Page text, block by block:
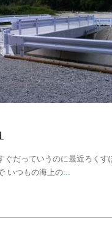
ぐだっていうのに最近ろくす
いつもの海上の...